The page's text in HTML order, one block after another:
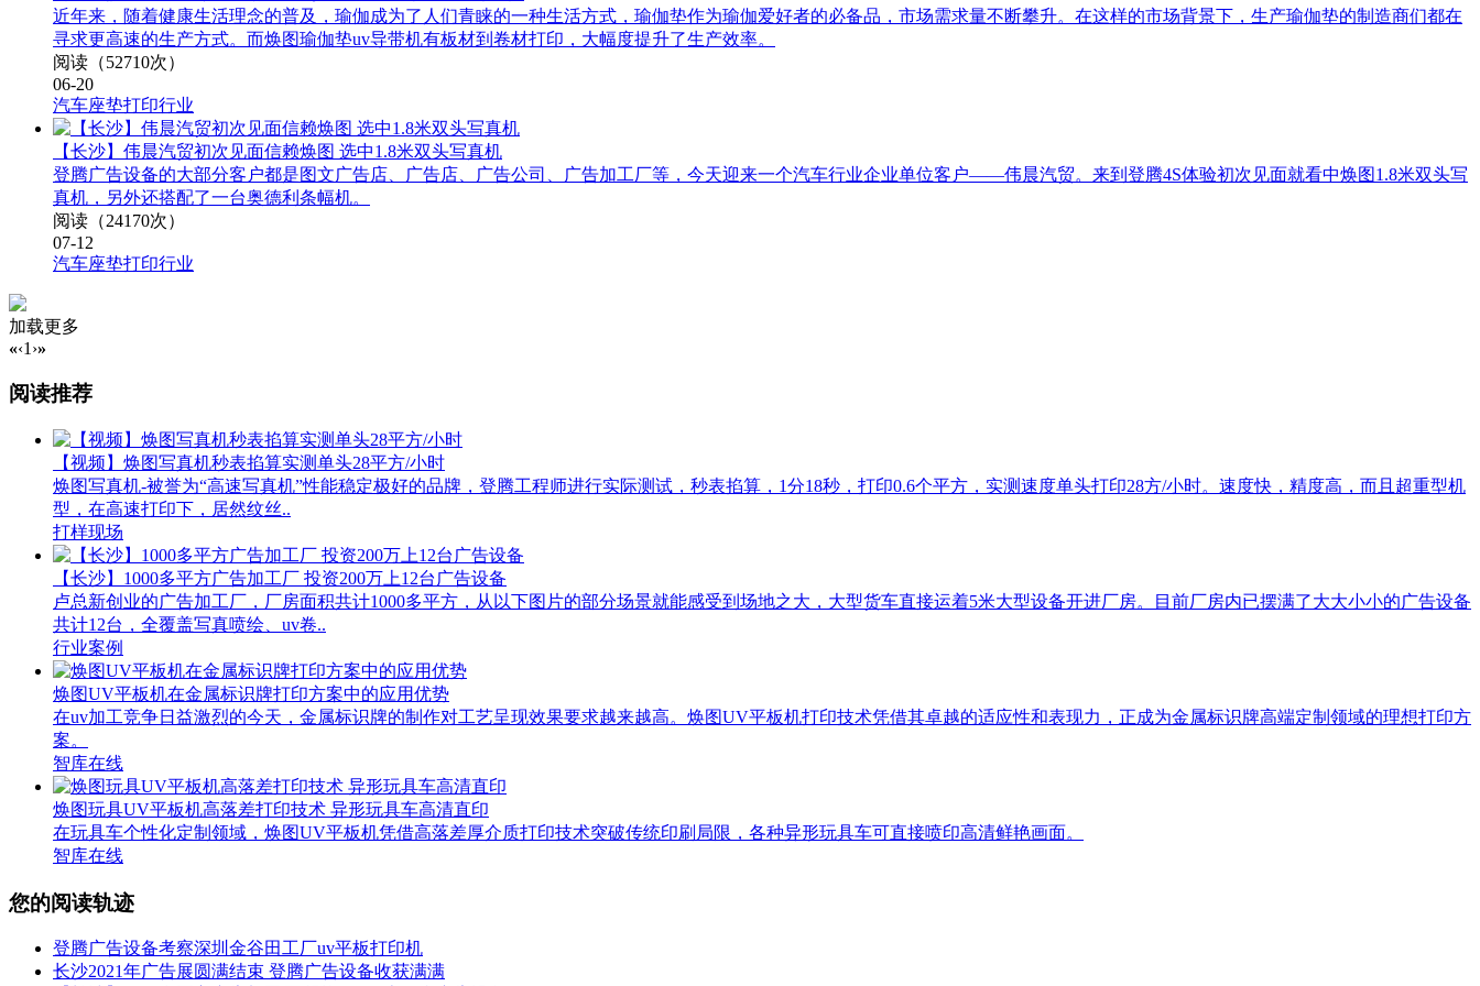
近年来，随着健康生活理念的普及，瑜伽成为了人们青睐的一种生活方式，瑜伽垫作为瑜伽爱好者的必备品，市场需求量不断攀升。在这样的市场背景下，生产瑜伽垫的制造商们都在
寻求更高速的生产方式。而焕图瑜伽垫uv导带机有板材到卷材打印，大幅度提升了生产效率。
阅读（52710次）
06-20
汽车座垫打印行业
【长沙】伟晨汽贸初次见面信赖焕图 选中1.8米双头写真机
登腾广告设备的大部分客户都是图文广告店、广告店、广告公司、广告加工厂等，今天迎来一个汽车行业企业单位客户——伟晨汽贸。来到登腾4S体验初次见面就看中焕图1.8米双头写
真机，另外还搭配了一台奥德利条幅机。
阅读（24170次）
07-12
汽车座垫打印行业
加载更多
«‹1›»
阅读推荐
【视频】焕图写真机秒表掐算实测单头28平方/小时
焕图写真机-被誉为“高速写真机”性能稳定极好的品牌，登腾工程师进行实际测试，秒表掐算，1分18秒，打印0.6个平方，实测速度单头打印28方/小时。速度快，精度高，而且超重型机
型，在高速打印下，居然纹丝..
打样现场
【长沙】1000多平方广告加工厂 投资200万上12台广告设备
卢总新创业的广告加工厂，厂房面积共计1000多平方，从以下图片的部分场景就能感受到场地之大，大型货车直接运着5米大型设备开进厂房。目前厂房内已摆满了大大小小的广告设备
共计12台，全覆盖写真喷绘、uv卷..
行业案例
焕图UV平板机在金属标识牌打印方案中的应用优势
在uv加工竞争日益激烈的今天，金属标识牌的制作对工艺呈现效果要求越来越高。焕图UV平板机打印技术凭借其卓越的适应性和表现力，正成为金属标识牌高端定制领域的理想打印方
案。
智库在线
焕图玩具UV平板机高落差打印技术 异形玩具车高清直印
在玩具车个性化定制领域，焕图UV平板机凭借高落差厚介质打印技术突破传统印刷局限，各种异形玩具车可直接喷印高清鲜艳画面。
智库在线
您的阅读轨迹
登腾广告设备考察深圳金谷田工厂uv平板打印机
长沙2021年广告展圆满结束 登腾广告设备收获满满